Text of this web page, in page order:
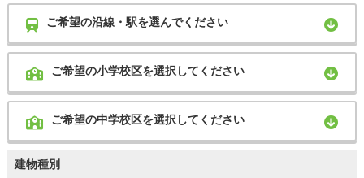
ご希望の沿線・駅を選んでください
ご希望の小学校区を選択してください
ご希望の中学校区を選択してください
建物種別